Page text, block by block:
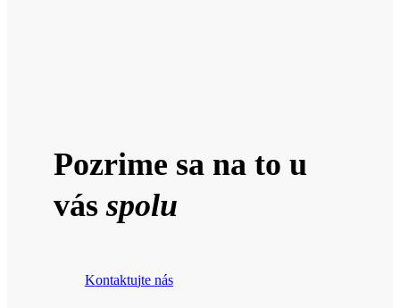
Pozrime sa na to u
vásspolu
Kontaktujte nás